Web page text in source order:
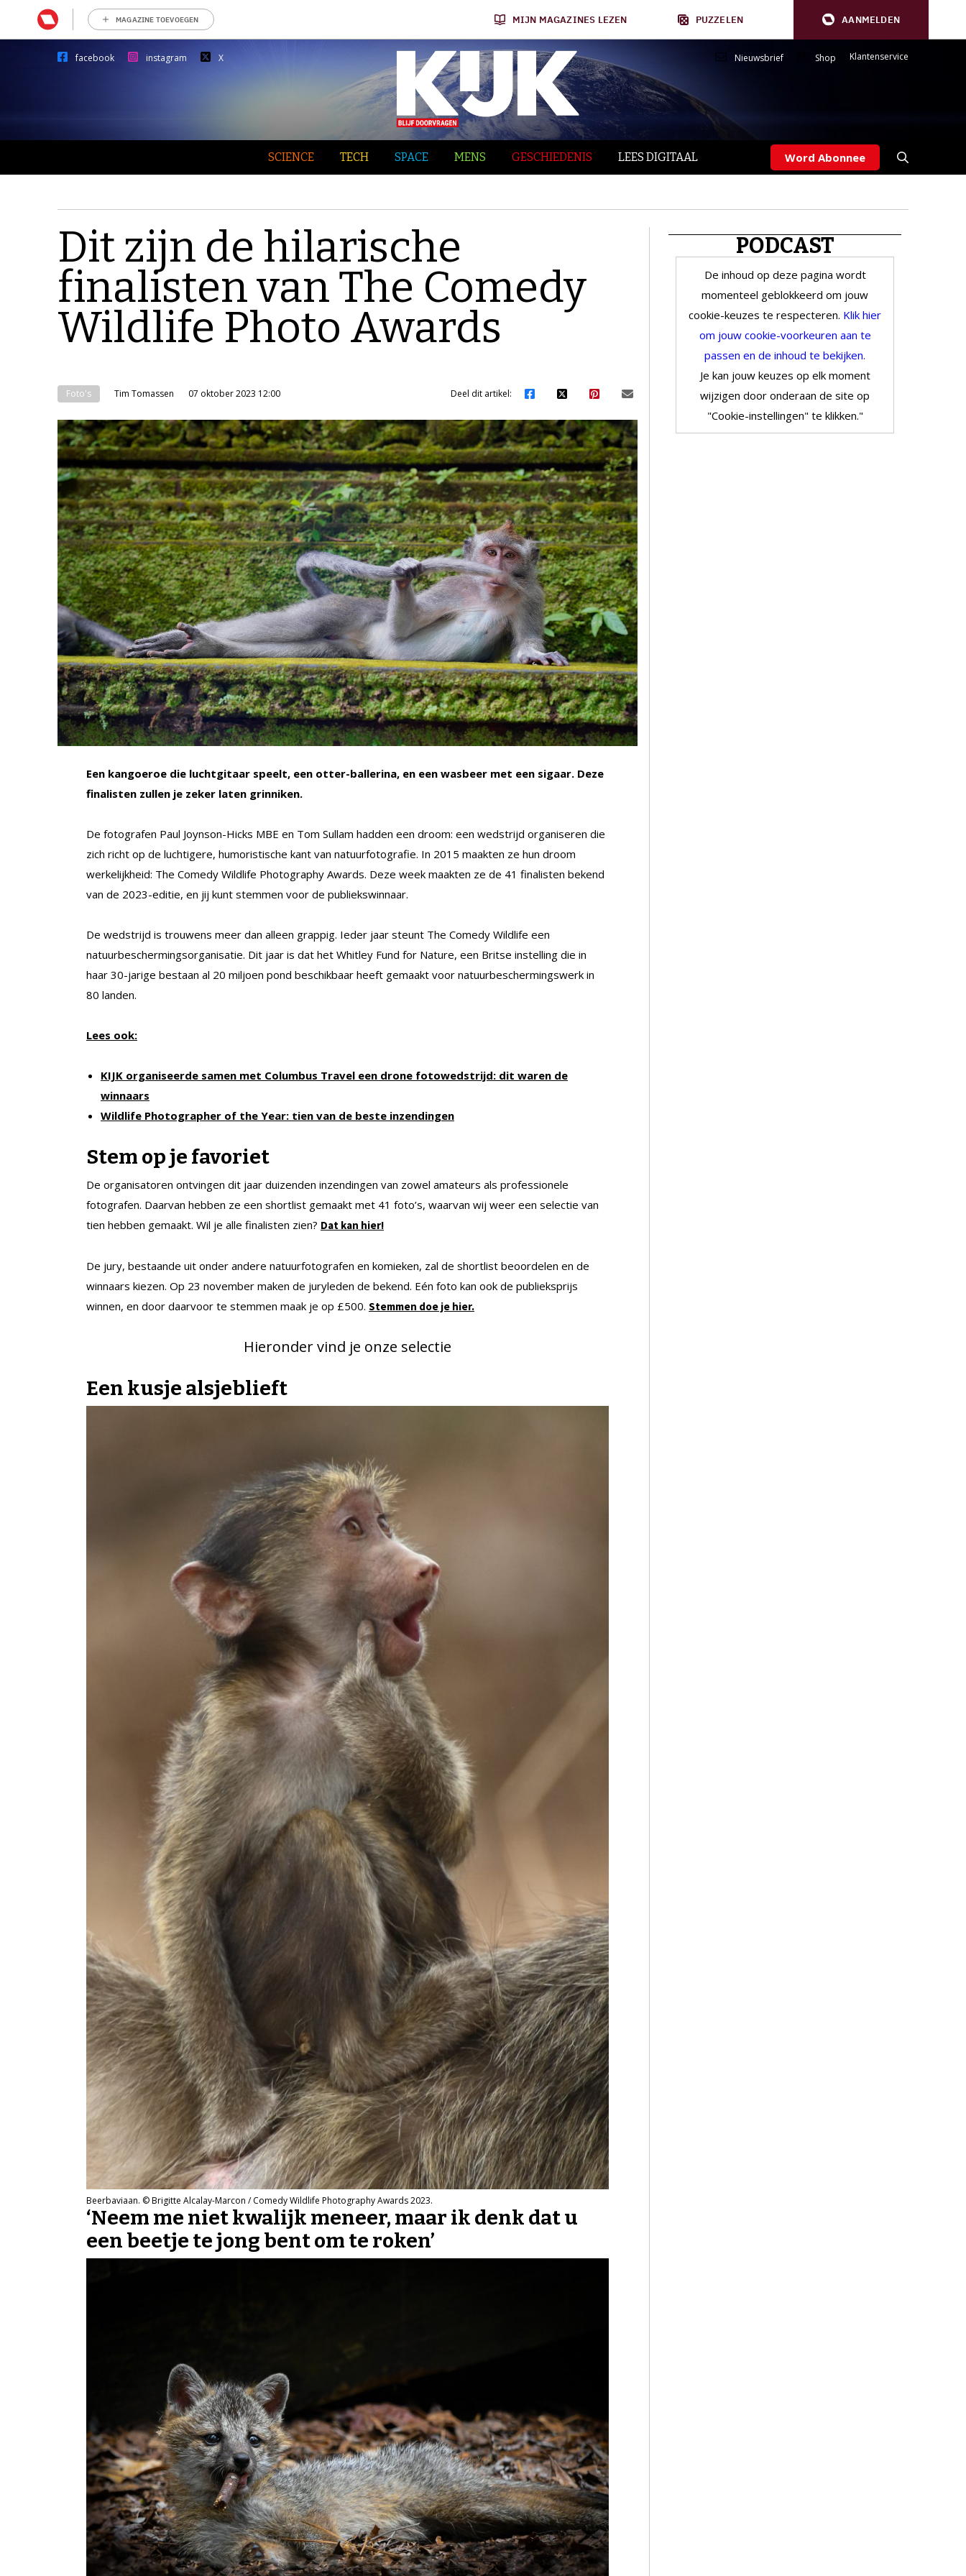
MAGAZINE TOEVOEGEN MIJN MAGAZINES LEZEN PUZZELEN AANMELDEN
facebook instagram X Nieuwsbrief Shop Klantenservice
SCIENCE TECH SPACE MENS GESCHIEDENIS LEES DIGITAAL Word Abonnee
Dit zijn de hilarische
finalisten van The Comedy
Wildlife Photo Awards
Foto's Tim Tomassen 07 oktober 2023 12:00 Deel dit artikel:
Een kangoeroe die luchtgitaar speelt, een otter-ballerina, en een wasbeer met een sigaar. Deze
finalisten zullen je zeker laten grinniken.
De fotografen Paul Joynson-Hicks MBE en Tom Sullam hadden een droom: een wedstrijd organiseren die
zich richt op de luchtigere, humoristische kant van natuurfotografie. In 2015 maakten ze hun droom
werkelijkheid: The Comedy Wildlife Photography Awards. Deze week maakten ze de 41 finalisten bekend
van de 2023-editie, en jij kunt stemmen voor de publiekswinnaar.
De wedstrijd is trouwens meer dan alleen grappig. Ieder jaar steunt The Comedy Wildlife een
natuurbeschermingsorganisatie. Dit jaar is dat het Whitley Fund for Nature, een Britse instelling die in
haar 30-jarige bestaan al 20 miljoen pond beschikbaar heeft gemaakt voor natuurbeschermingswerk in
80 landen.
Lees ook:
KIJK organiseerde samen met Columbus Travel een drone fotowedstrijd: dit waren de
winnaars
Wildlife Photographer of the Year: tien van de beste inzendingen
Stem op je favoriet
De organisatoren ontvingen dit jaar duizenden inzendingen van zowel amateurs als professionele
fotografen. Daarvan hebben ze een shortlist gemaakt met 41 foto’s, waarvan wij weer een selectie van
tien hebben gemaakt. Wil je alle finalisten zien? Dat kan hier!
De jury, bestaande uit onder andere natuurfotografen en komieken, zal de shortlist beoordelen en de
winnaars kiezen. Op 23 november maken de juryleden de bekend. Eén foto kan ook de publieksprijs
winnen, en door daarvoor te stemmen maak je op £500. Stemmen doe je hier.
Hieronder vind je onze selectie
Een kusje alsjeblieft
Beerbaviaan. © Brigitte Alcalay-Marcon / Comedy Wildlife Photography Awards 2023.
‘Neem me niet kwalijk meneer, maar ik denk dat u
een beetje te jong bent om te roken’
PODCAST
De inhoud op deze pagina wordt
momenteel geblokkeerd om jouw
cookie-keuzes te respecteren. Klik hier
om jouw cookie-voorkeuren aan te
passen en de inhoud te bekijken.
Je kan jouw keuzes op elk moment
wijzigen door onderaan de site op
"Cookie-instellingen" te klikken."